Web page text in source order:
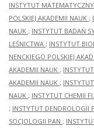
INSTYTUT
POLSKIEJ AKADEMII NAUK ;
NAUK ; INSTYTUT BADAŃ
LEŚNICTWA ; INSTYTUT
NENCKIEGO POLSKIEJ
AKADEMII NAUK ;
AKADEMII NAUK ;
NAUK ; INSTYTUT CHEMII
; INSTYTUT DENDROLOGII
SOCJOLOGII PAN ;